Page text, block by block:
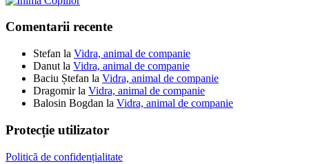
Comentarii recente
Stefan la Vidra, animal de companie
Danut la Vidra, animal de companie
Baciu Ștefan la Vidra, animal de companie
Dragomirla Vidra, animal de companie
Balosin Bogdan la Vidra, animal de companie
Protecție utilizator
Politică de confidențialitate